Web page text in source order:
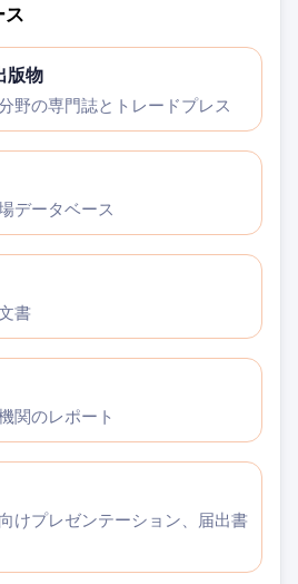
ス
版物
野の専門誌とトレードプレス
データベース
書
関のレポート
けプレゼンテーション、届出書